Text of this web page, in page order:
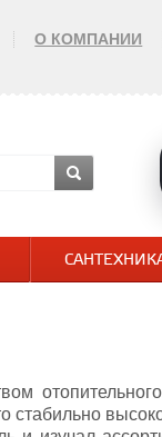
О КОМПАНИИ